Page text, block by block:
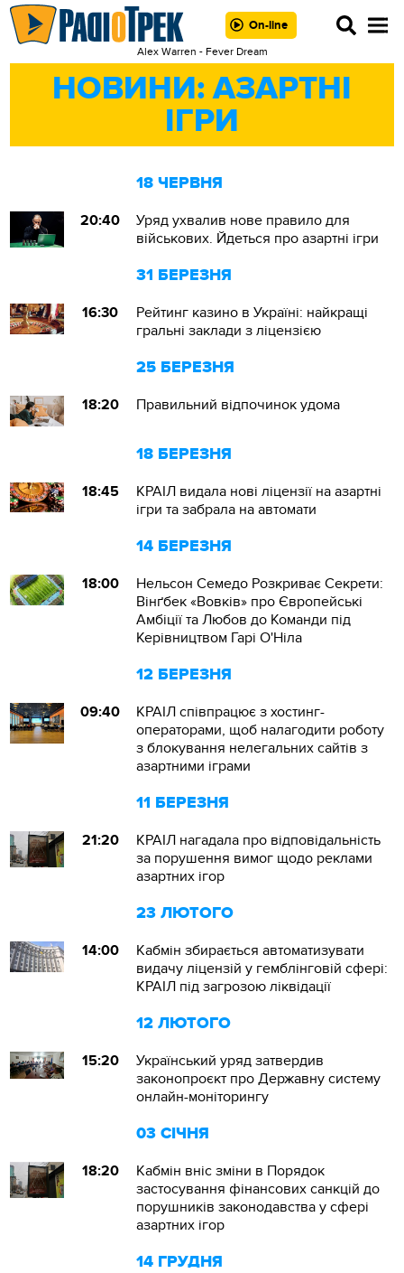
On-line
Alex Warren - Fever Dream
НОВИНИ: АЗАРТНІ
ІГРИ
18 ЧЕРВНЯ
20:40
Уряд ухвалив нове правило для
військових. Йдеться про азартні ігри
31 БЕРЕЗНЯ
16:30
Рейтинг казино в Україні: найкращі
гральні заклади з ліцензією
25 БЕРЕЗНЯ
18:20 Правильний відпочинок удома
18 БЕРЕЗНЯ
18:45
КРАІЛ видала нові ліцензії на азартні
ігри та забрала на автомати
14 БЕРЕЗНЯ
18:00
Нельсон Семедо Розкриває Секрети:
Вінґбек «Вовків» про Європейські
Амбіції та Любов до Команди під
Керівництвом Гарі О'Ніла
12 БЕРЕЗНЯ
09:40
КРАІЛ співпрацює з хостинг-
операторами, щоб налагодити роботу
з блокування нелегальних сайтів з
азартними іграми
11 БЕРЕЗНЯ
21:20
КРАІЛ нагадала про відповідальність
за порушення вимог щодо реклами
азартних ігор
23 ЛЮТОГО
14:00
Кабмін збирається автоматизувати
видачу ліцензій у гемблінговій сфері:
КРАІЛ під загрозою ліквідації
12 ЛЮТОГО
15:20
Український уряд затвердив
законопроєкт про Державну систему
онлайн-моніторингу
03 СІЧНЯ
18:20
Кабмін вніс зміни в Порядок
застосування фінансових санкцій до
порушників законодавства у сфері
азартних ігор
14 ГРУДНЯ